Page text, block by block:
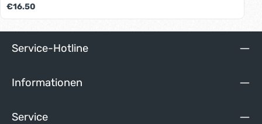
ist abhängig von der Festigkeit des Materials: Je weicher,
desto größer ist der mögliche Durchmesser. Tipp: Unter dem
Reiter "Media" können Sie informative Spleißanleitungen
Regulärer Preis:
€16.50
Service-Hotline
Informationen
Service